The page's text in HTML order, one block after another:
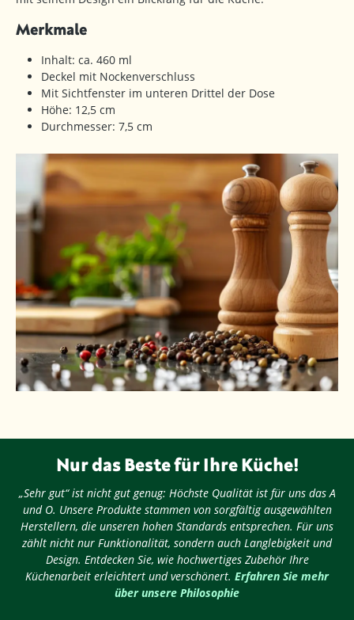
Merkmale
Inhalt: ca. 460 ml
Deckel mit Nockenverschluss
Mit Sichtfenster im unteren Drittel der Dose
Höhe: 12,5 cm
Durchmesser: 7,5 cm
Nur das Beste für Ihre Küche!
„Sehr gut“ ist nicht gut genug: Höchste Qualität ist für uns das A
und O. Unsere Produkte stammen von sorgfältig ausgewählten
Herstellern, die unseren hohen Standards entsprechen. Für uns
zählt nicht nur Funktionalität, sondern auch Langlebigkeit und
Design. Entdecken Sie, wie hochwertiges Zubehör Ihre
Küchenarbeit erleichtert und verschönert. Erfahren Sie mehr
über unsere Philosophie